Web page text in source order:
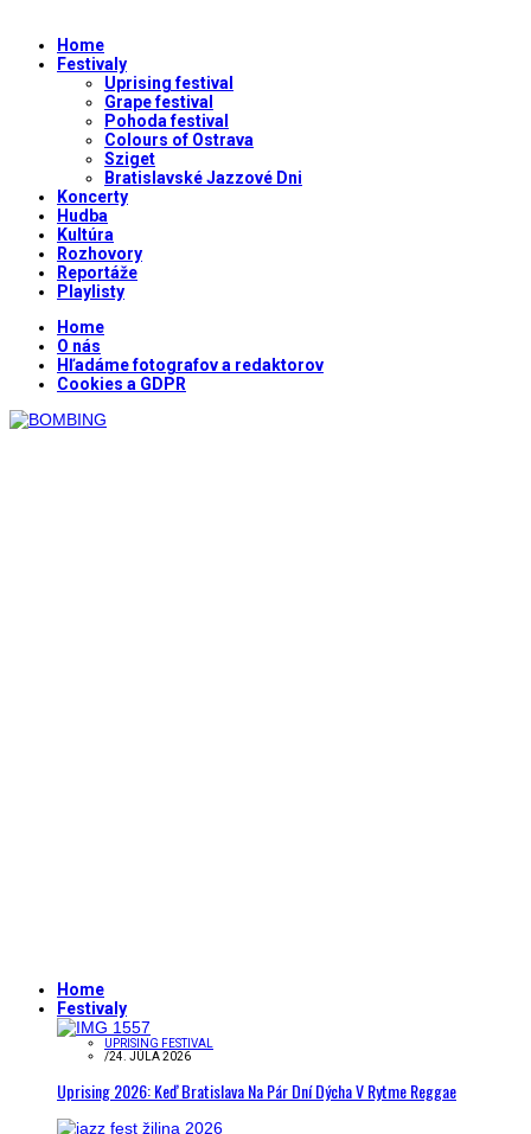
Home
Festivaly
Uprising festival
Grape festival
Pohoda festival
Colours of Ostrava
Sziget
Bratislavské Jazzové Dni
Koncerty
Hudba
Kultúra
Rozhovory
Reportáže
Playlisty
Home
O nás
Hľadáme fotografov a redaktorov
Cookies a GDPR
Home
Festivaly
UPRISING FESTIVAL
/24. JÚLA 2026
Uprising 2026: Keď Bratislava Na Pár Dní Dýcha V Rytme Reggae